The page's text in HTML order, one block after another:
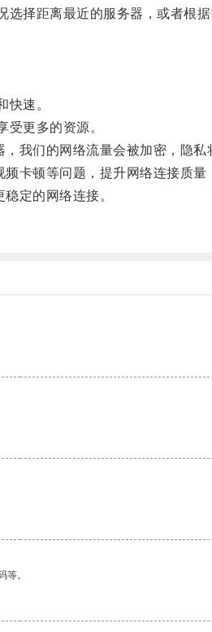
距离最近的服务器，或者根据
速。
更多的资源。
们的网络流量会被加密，隐私
顿等问题，提升网络连接质量
定的网络连接。
。